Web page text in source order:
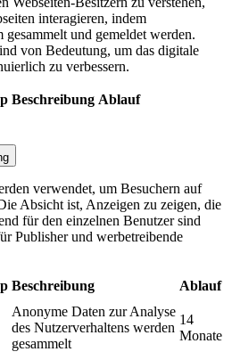
interagieren, indem
und gemeldet werden.
von Bedeutung, um das digitale
zu verbessern.
Beschreibung Ablauf
verwendet, um Besuchern auf
Absicht ist, Anzeigen zu zeigen, die
für den einzelnen Benutzer sind
Publisher und werbetreibende
Beschreibung Ablauf
Anonyme Daten zur Analyse
des Nutzerverhaltens werden
gesammelt
14
Monate